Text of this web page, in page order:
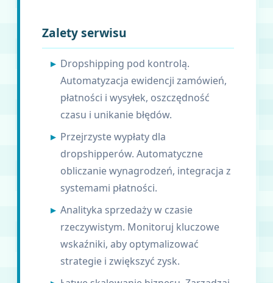
Zalety serwisu
Dropshipping pod kontrolą.
Automatyzacja ewidencji zamówień,
płatności i wysyłek, oszczędność
czasu i unikanie błędów.
Przejrzyste wypłaty dla
dropshipperów. Automatyczne
obliczanie wynagrodzeń, integracja z
systemami płatności.
Analityka sprzedaży w czasie
rzeczywistym. Monitoruj kluczowe
wskaźniki, aby optymalizować
strategie i zwiększyć zysk.